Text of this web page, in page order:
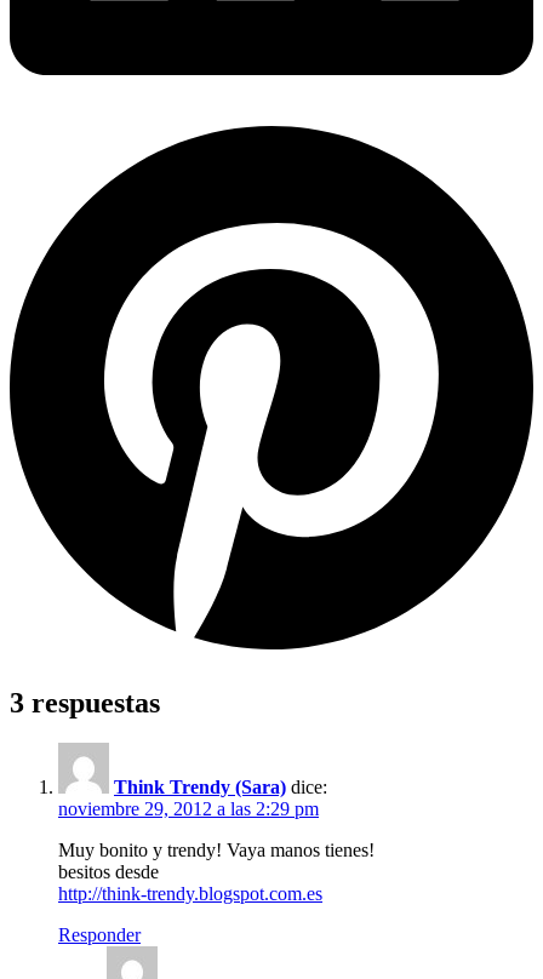
3 respuestas
Think Trendy (Sara) dice:
noviembre 29, 2012 a las 2:29 pm
Muy bonito y trendy! Vaya manos tienes!
besitos desde
http://think-trendy.blogspot.com.es
Responder